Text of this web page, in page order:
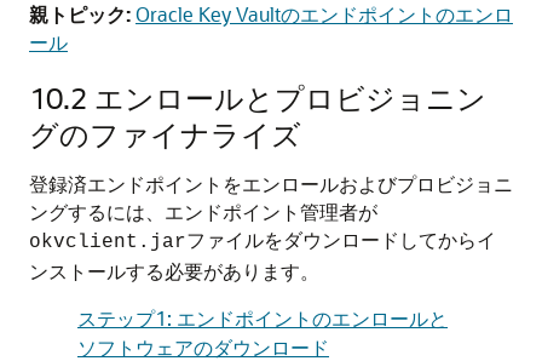
親トピック:Oracle Key Vaultのエンドポイントのエンロ
ール
10.2 エンロールとプロビジョニン
グのファイナライズ
登録済エンドポイントをエンロールおよびプロビジョニ
ングするには、エンドポイント管理者が
okvclient.jarファイルをダウンロードしてからイ
ンストールする必要があります。
ステップ1: エンドポイントのエンロールと
ソフトウェアのダウンロード